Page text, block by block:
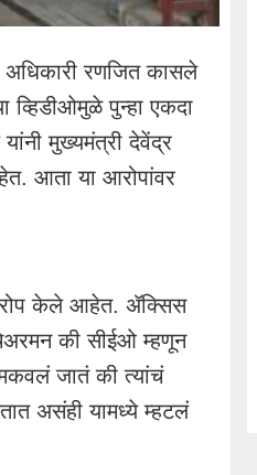
अधिकारी रणजित कासले
व्हिडीओमुळे पुन्हा एकदा
मुख्यमंत्री देवेंद्र
आता या आरोपांवर
केले आहेत. ॲक्सिस
की सीईओ म्हणून
जातं की त्यांचं
असंही यामध्ये म्हटलं